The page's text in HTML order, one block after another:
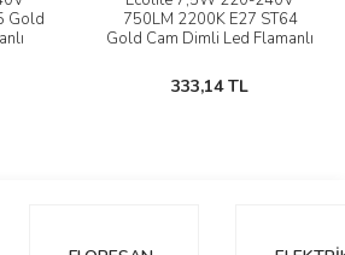
Gold
750LM 2200K E27 ST64
Gold Cam Dimli Led Flamanlı
333,14 TL